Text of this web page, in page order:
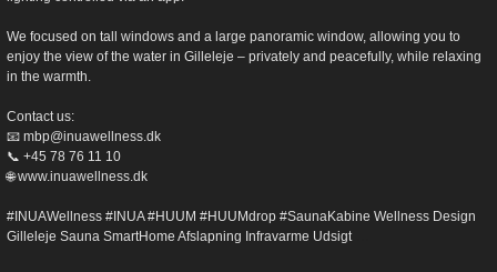
We focused on tall windows and a large panoramic window, allowing you to
enjoy the view of the water in Gilleleje – privately and peacefully, while relaxing
in the warmth.
Contact us:
📧 mbp@inuawellness.dk
📞 +45 78 76 11 10
🌐 www.inuawellness.dk
#INUAWellness #INUA #HUUM #HUUMdrop #SaunaKabine Wellness Design
Gilleleje Sauna SmartHome Afslapning Infravarme Udsigt